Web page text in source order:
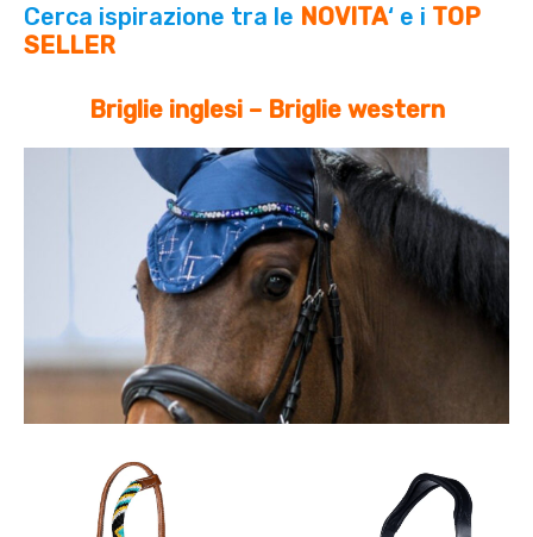
Cerca ispirazione tra le NOVITA‘ e i TOP
SELLER
Briglie inglesi – Briglie western